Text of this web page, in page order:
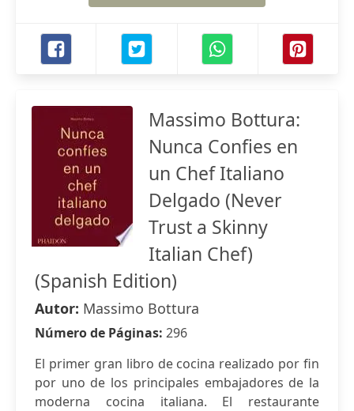
Massimo Bottura:
Nunca Confies en
un Chef Italiano
Delgado (Never
Trust a Skinny
Italian Chef)
(Spanish Edition)
Autor: Massimo Bottura
Número de Páginas: 296
El primer gran libro de cocina realizado por fin
por uno de los principales embajadores de la
moderna cocina italiana. El restaurante